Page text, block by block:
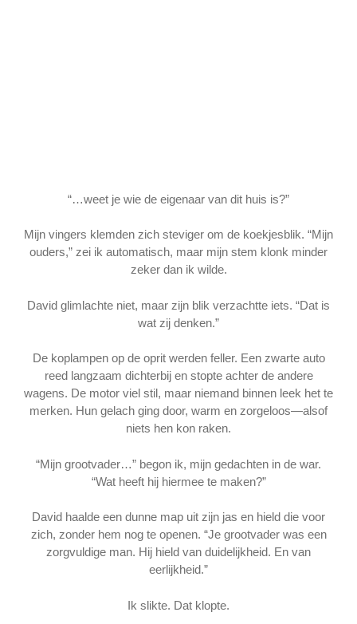
“…weet je wie de eigenaar van dit huis is?”
Mijn vingers klemden zich steviger om de koekjesblik. “Mijn
ouders,” zei ik automatisch, maar mijn stem klonk minder
zeker dan ik wilde.
David glimlachte niet, maar zijn blik verzachtte iets. “Dat is
wat zij denken.”
De koplampen op de oprit werden feller. Een zwarte auto
reed langzaam dichterbij en stopte achter de andere
wagens. De motor viel stil, maar niemand binnen leek het te
merken. Hun gelach ging door, warm en zorgeloos—alsof
niets hen kon raken.
“Mijn grootvader…” begon ik, mijn gedachten in de war.
“Wat heeft hij hiermee te maken?”
David haalde een dunne map uit zijn jas en hield die voor
zich, zonder hem nog te openen. “Je grootvader was een
zorgvuldige man. Hij hield van duidelijkheid. En van
eerlijkheid.”
Ik slikte. Dat klopte.